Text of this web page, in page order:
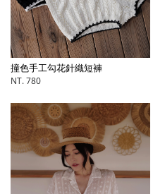
撞色手工勾花針織短褲
NT. 780